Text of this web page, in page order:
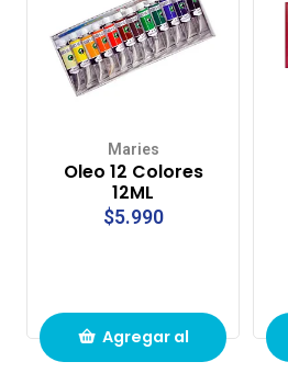
Maries
Oleo 12 Colores
12ML
$5.990
Agregar al